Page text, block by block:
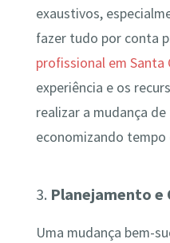
exaustivos,
fazer tudo por conta
profissional em Santa
experiência e os
realizar a mudança
economizando tempo
3. Planejamento e
Uma mudança bem-